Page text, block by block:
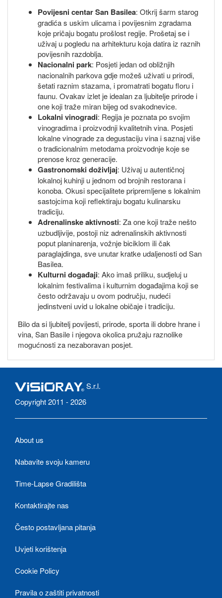
Povijesni centar San Basilea: Otkrij šarm starog
gradića s uskim ulicama i povijesnim zgradama
koje pričaju bogatu prošlost regije. Prošetaj se i
uživaj u pogledu na arhitekturu koja datira iz raznih
povijesnih razdoblja.
Nacionalni park: Posjeti jedan od obližnjih
nacionalnih parkova gdje možeš uživati u prirodi,
šetati raznim stazama, i promatrati bogatu floru i
faunu. Ovakav izlet je idealan za ljubitelje prirode i
one koji traže miran bijeg od svakodnevice.
Lokalni vinogradi: Regija je poznata po svojim
vinogradima i proizvodnji kvalitetnih vina. Posjeti
lokalne vinograde za degustaciju vina i saznaj više
o tradicionalnim metodama proizvodnje koje se
prenose kroz generacije.
Gastronomski doživljaj: Uživaj u autentičnoj
lokalnoj kuhinji u jednom od brojnih restorana i
konoba. Okusi specijalitete pripremljene s lokalnim
sastojcima koji reflektiraju bogatu kulinarsku
tradiciju.
Adrenalinske aktivnosti: Za one koji traže nešto
uzbudljivije, postoji niz adrenalinskih aktivnosti
poput planinarenja, vožnje biciklom ili čak
paraglajdinga, sve unutar kratke udaljenosti od San
Basilea.
Kulturni događaji: Ako imaš priliku, sudjeluj u
lokalnim festivalima i kulturnim događajima koji se
često održavaju u ovom području, nudeći
jedinstveni uvid u lokalne običaje i tradiciju.
Bilo da si ljubitelj povijesti, prirode, sporta ili dobre hrane i
vina, San Basile i njegova okolica pružaju raznolike
mogućnosti za nezaboravan posjet.
S.r.l.
Copyright 2011 - 2026
About us
Nabavite svoju kameru
Time-Lapse Gradilišta
Kontaktirajte nas
Često postavljana pitanja
Uvjeti korištenja
Cookie Policy
Pravila o zaštiti privatnosti